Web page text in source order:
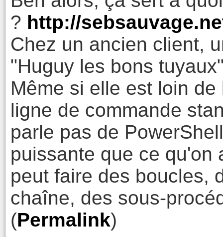
? http://
Chez un ancien client,
"Huguy les bons
Même si elle est loin
ligne de commande
parle pas de
puissante que ce qu'on
peut faire des boucles,
chaîne, des sous-
(Permalink)